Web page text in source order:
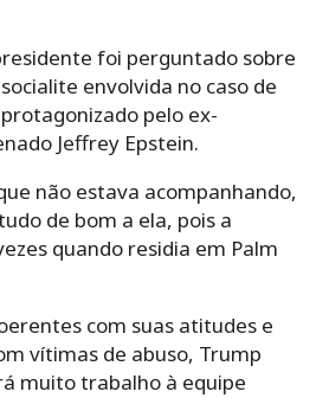
foi perguntado sobre
envolvida no caso de
pelo ex-
Jeffrey Epstein.
não estava acompanhando,
de bom a ela, pois a
quando residia em Palm
com suas atitudes e
vítimas de abuso, Trump
muito trabalho à equipe